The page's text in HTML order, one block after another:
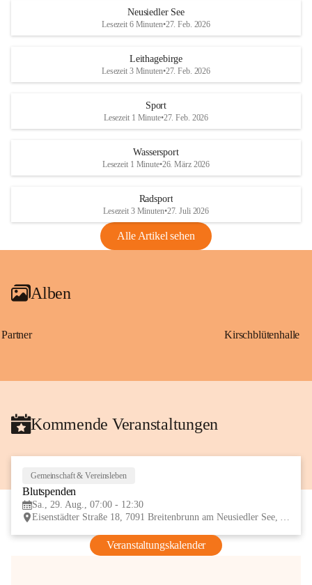
S
und den daraus folgenden wirtschaftlichen
Maßnahmen zur Bekämpfung
Rebe und der Amerikanischen
Anhang VBl. EU Nr. 18
1 Seite•1,4 MB
VBl. EU Nr. 18_2026
r
S
Neusiedler See
Lesezeit 6 Minuten•27. Feb. 2026
Leithagebirge
Lesezeit 3 Minuten•27. Feb. 2026
Sport
Lesezeit 1 Minute•27. Feb. 2026
Wassersport
Lesezeit 1 Minute•26. März 2026
Radsport
Lesezeit 3 Minuten•27. Juli 2026
Alle Artikel sehen
Alben
Partner Kirschblütenhalle
Kommende Veranstaltungen
Gemeinschaft & Vereinsleben
Blutspenden
Sa., 29. Aug., 07:00 - 12:30
Eisenstädter Straße 18, 7091 Breitenbrunn am Neusiedler See, AUT
Veranstaltungskalender